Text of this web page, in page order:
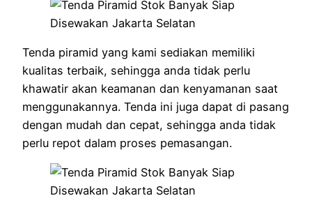
Tenda piramid yang kami sediakan memiliki
kualitas terbaik, sehingga anda tidak perlu
khawatir akan keamanan dan kenyamanan saat
menggunakannya. Tenda ini juga dapat di pasang
dengan mudah dan cepat, sehingga anda tidak
perlu repot dalam proses pemasangan.